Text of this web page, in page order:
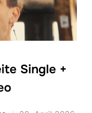
Single +